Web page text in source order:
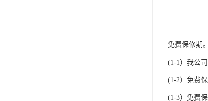
免费保修期
(1-1）我公
(1-2）免费
(1-3）免费